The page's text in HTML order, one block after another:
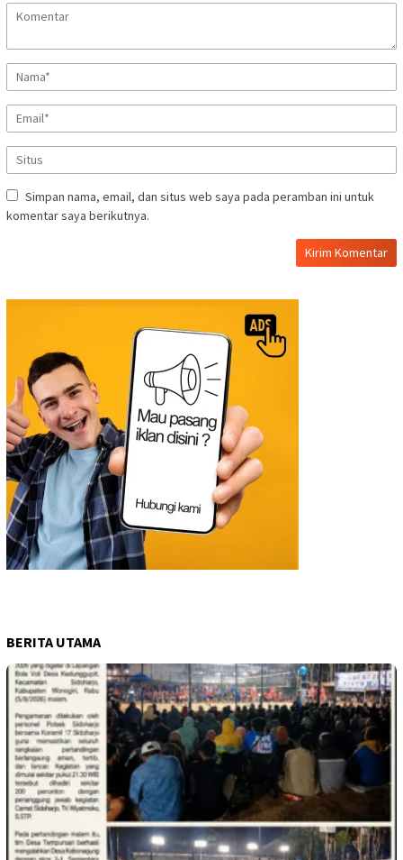
Simpan nama, email, dan situs web saya pada peramban ini untuk
komentar saya berikutnya.
BERITA UTAMA